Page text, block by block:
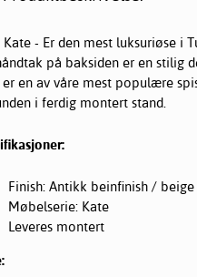
Kate - Er den mest luksuriøse i
på baksiden er en stilig
er en av våre mest populære
i ferdig montert stand.
Finish: Antikk beinfinish /
Møbelserie: Kate
Leveres montert